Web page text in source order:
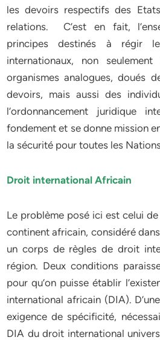
les devoirs respectifs des
relations. C’est en fait,
principes destinés à régir
internationaux, non
organismes analogues, doués
devoirs, mais aussi des
l’ordonnancement juridique
fondement et se donne mission
la sécurité pour toutes les
Droit international Africain
Le problème posé ici est celui de
continent africain, considéré
un corps de règles de droit
région. Deux conditions
pour qu’on puisse établir
international africain (DIA).
exigence de spécificité,
DIA du droit international